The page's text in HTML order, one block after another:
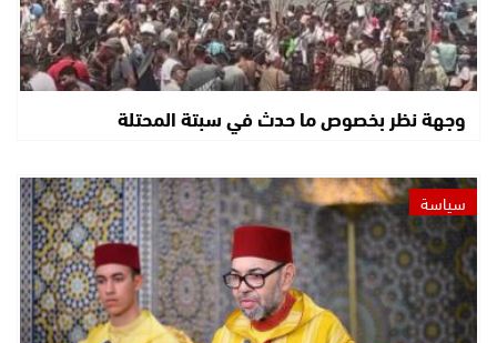
وجهة نظر بخصوص ما حدث في سبتة المحتلة
سياسة